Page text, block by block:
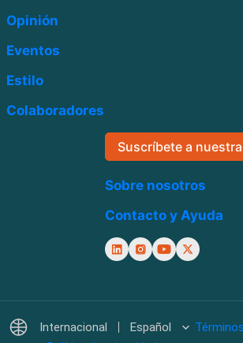
Opinión
Eventos
Estilo
Colaboradores
Suscríbete a
Sobre nosotros
Contacto y Ayuda
Internacional Español